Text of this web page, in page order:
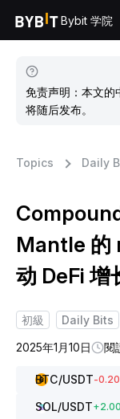
Bybit 学院
免责声明：本文的
将随后发布。
Topics Daily
Mantle 的
动 DeFi 增
初級
Daily Bits
2025年1月10日
閱
BTC/USDT-0.20
SOL/USDT+2.00